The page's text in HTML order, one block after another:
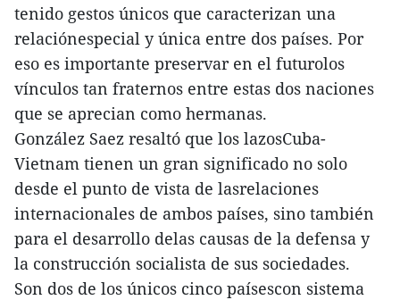
tenido gestos únicos que caracterizan una
relaciónespecial y única entre dos países. Por
eso es importante preservar en el futurolos
vínculos tan fraternos entre estas dos naciones
que se aprecian como hermanas.
González Saez resaltó que los lazosCuba-
Vietnam tienen un gran significado no solo
desde el punto de vista de lasrelaciones
internacionales de ambos países, sino también
para el desarrollo delas causas de la defensa y
la construcción socialista de sus sociedades.
Son dos de los únicos cinco paísescon sistema